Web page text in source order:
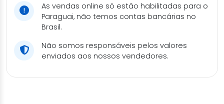
As vendas online só estão habilitadas para o
Paraguai, não temos contas bancárias no
Brasil.
Não somos responsáveis pelos valores
enviados aos nossos vendedores.